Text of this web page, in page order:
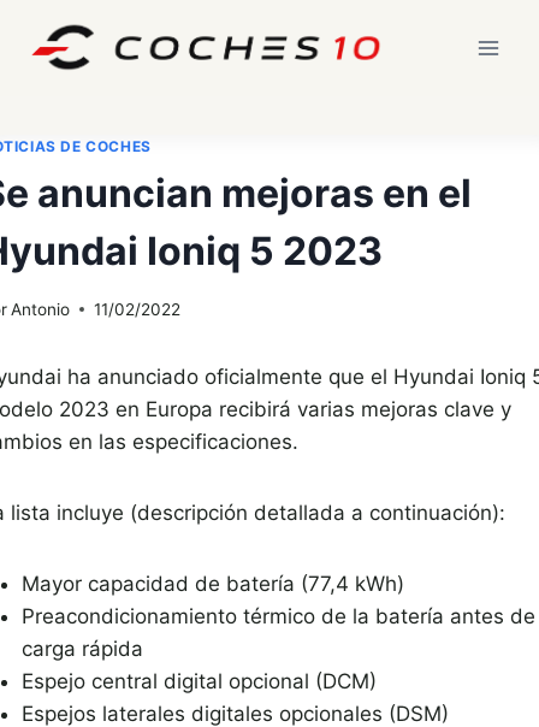
DE COCHES
anuncian mejoras en el
Ioniq 5 2023
Antonio 11/02/2022
ha anunciado oficialmente que el Hyundai Ioniq
2023 en Europa recibirá varias mejoras clave y
en las especificaciones.
lista incluye (descripción detallada a continuación):
Mayor capacidad de batería (77,4 kWh)
Preacondicionamiento térmico de la batería antes
carga rápida
Espejo central digital opcional (DCM)
Espejos laterales digitales opcionales (DSM)